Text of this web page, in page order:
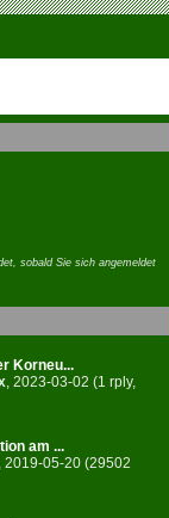
sobald Sie sich angemeldet
Korneu...
, 2023-03-02 (1 rply,
am ...
, 2019-05-20 (29502